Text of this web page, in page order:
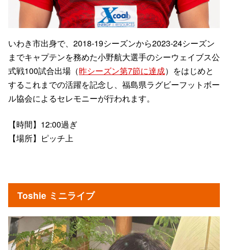
いわき市出身で、2018-19シーズンから2023-24シーズン
までキャプテンを務めた小野航大選手のシーウェイブス公
式戦100試合出場（昨シーズン第7節に達成）をはじめと
するこれまでの活躍を記念し、福島県ラグビーフットボー
ル協会によるセレモニーが行われます。
【時間】12:00過ぎ
【場所】ピッチ上
Toshie ミニライブ